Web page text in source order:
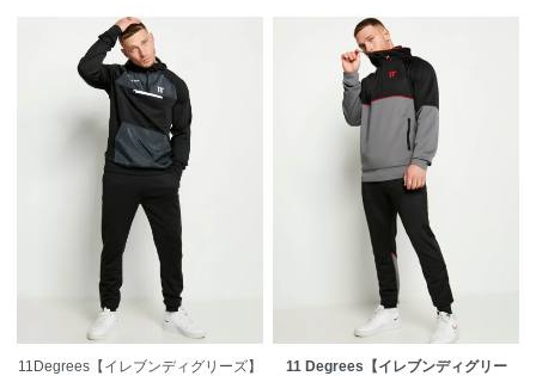
11Degrees【イレブンディグリーズ】
11 Degrees【イレブンディグリー